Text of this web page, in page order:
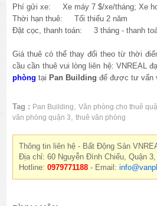
Phí gửi xe: Xe máy 7 $/xe/tháng; Xe
Thời hạn thuê: Tối thiểu 2 năm
Đặt cọc, thanh toán: 3 tháng - thanh
Giá thuê có thể thay đổi theo từ thời
cầu cần thuê vui lòng liên hệ: VNREAL
phòngtại Pan Buildingđể được tư vấn
Tag : Pan Building ,Văn phòng cho thuê
văn phòng quận 3 ,thuê văn phòng
Thông tin liên hệ - Bất Động Sản
Địa chỉ: 60 Nguyễn Đình Chiểu, Quận
Hotline:0979771188 - Email: